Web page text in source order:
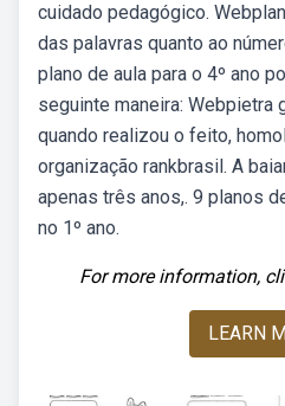
cuidado pedagógico.
das palavras quanto ao
plano de aula para o 4º ano
seguinte maneira: Webpietra
quando realizou o feito,
organização rankbrasil. A
apenas três anos,. 9 planos
no 1º ano.
For more information,
LEARN